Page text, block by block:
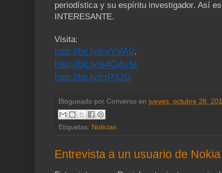
periodística y su espíritu investigador. Así
INTERESANTE.
Visita:
http://bit.ly/caYVA0.
http://bit.ly/a4OAvM
http://bit.ly/crP3JD
Blogueado por Converso en jueves, octubre 28,
Etiquetas: Noticias
Entrevista a un usuario de Nokia